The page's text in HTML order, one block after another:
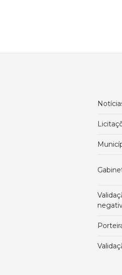
validação da certidão